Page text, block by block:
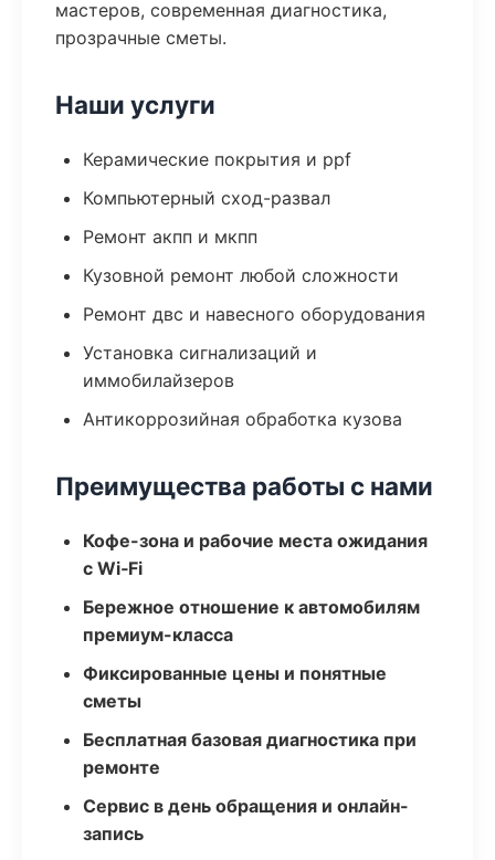
мастеров, современная диагностика,
прозрачные сметы.
Наши услуги
Керамические покрытия и ppf
Компьютерный сход-развал
Ремонт акпп и мкпп
Кузовной ремонт любой сложности
Ремонт двс и навесного оборудования
Установка сигнализаций и
иммобилайзеров
Антикоррозийная обработка кузова
Преимущества работы с нами
Кофе-зона и рабочие места ожидания
с Wi‑Fi
Бережное отношение к автомобилям
премиум-класса
Фиксированные цены и понятные
сметы
Бесплатная базовая диагностика при
ремонте
Сервис в день обращения и онлайн-
запись